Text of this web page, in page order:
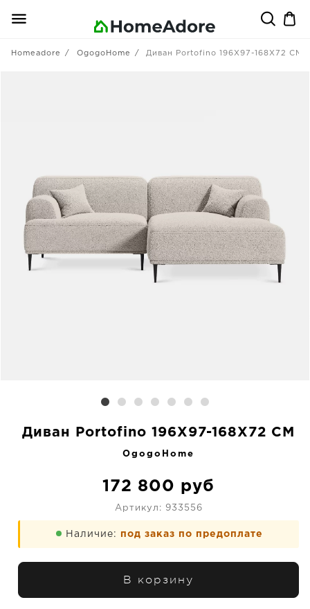
Homeadore OgogoHome Диван Portofino 196X97-168X72 CM
Диван Portofino 196X97-168X72 CM
OgogoHome
172 800 руб
Артикул: 933556
Наличие: под заказ по предоплате
В корзину